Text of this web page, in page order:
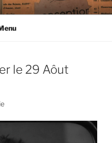
le 29 Aôut